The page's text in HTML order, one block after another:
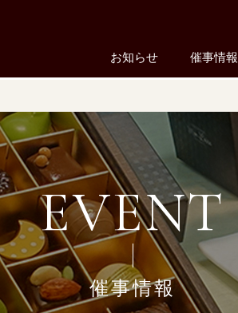
お知らせ 催事情報
EVENT
催事情報